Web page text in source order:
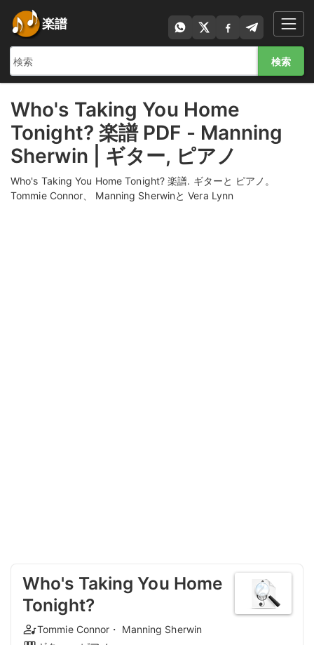
楽譜
検索
Who's Taking You Home
Tonight? 楽譜 PDF - Manning
Sherwin | ギター, ピアノ
Who's Taking You Home Tonight? 楽譜. ギターと ピアノ。
Tommie Connor、 Manning Sherwinと Vera Lynn
Who's Taking You Home
Tonight?
Tommie Connor・ Manning Sherwin